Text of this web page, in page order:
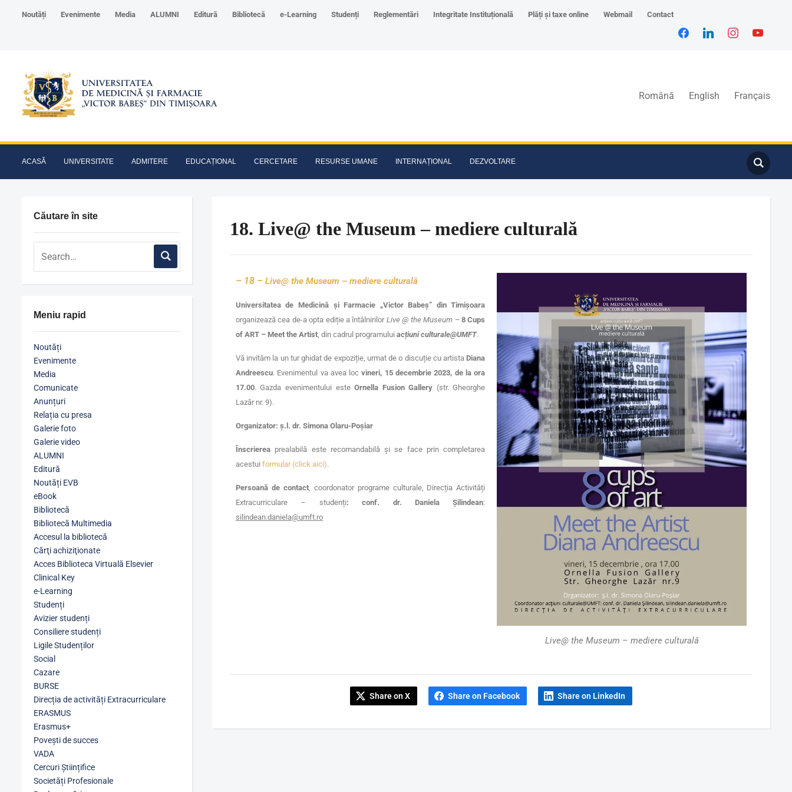
Noutăți Evenimente Media ALUMNI Editură Bibliotecă e-Learning Studenți Reglementări Integritate Instituțională Plăți și taxe online Webmail Contact
Română English Français
ACASĂ UNIVERSITATE ADMITERE EDUCAȚIONAL CERCETARE RESURSE UMANE INTERNAȚIONAL DEZVOLTARE
Căutare în site
Meniu rapid
Noutăți
Evenimente
Media
Comunicate
Anunțuri
Relația cu presa
Galerie foto
Galerie video
ALUMNI
Editură
Noutăți EVB
eBook
Bibliotecă
Bibliotecă Multimedia
Accesul la bibliotecă
Cărţi achiziţionate
Acces Biblioteca Virtuală Elsevier
Clinical Key
e-Learning
Studenți
Avizier studenți
Consiliere studenți
Ligile Studenților
Social
Cazare
BURSE
Direcția de activități Extracurriculare
ERASMUS
Erasmus+
Povești de succes
VADA
Cercuri Științifice
Societăți Profesionale
18. Live@ the Museum – mediere culturală
– 18 – Live@ the Museum – mediere culturală
Universitatea de Medicină și Farmacie „Victor Babeș” din Timișoara
organizează cea de-a opta ediție a întâlnirilor Live @ the Museum – 8 Cups
of ART – Meet the Artist, din cadrul programului acțiuni culturale@UMFT.
Vă invităm la un tur ghidat de expoziție, urmat de o discuție cu artista Diana
Andreescu. Evenimentul va avea locvineri, 15 decembrie 2023, de la ora
17.00. Gazda evenimentului esteOrnella Fusion Gallery (str. Gheorghe
Lazăr nr. 9).
Organizator: ș.l. dr. Simona Olaru-Poșiar
Înscriereaprealabilă este recomandabilă și se face prin completarea
acestui formular (click aici).
Persoană de contact, coordonator programe culturale, Direcția Activități
Extracurriculare – studenți: conf. dr. Daniela Șilindean:
silindean.daniela@umft.ro
Live@ the Museum – mediere culturală
Share on X Share on Facebook Share on LinkedIn